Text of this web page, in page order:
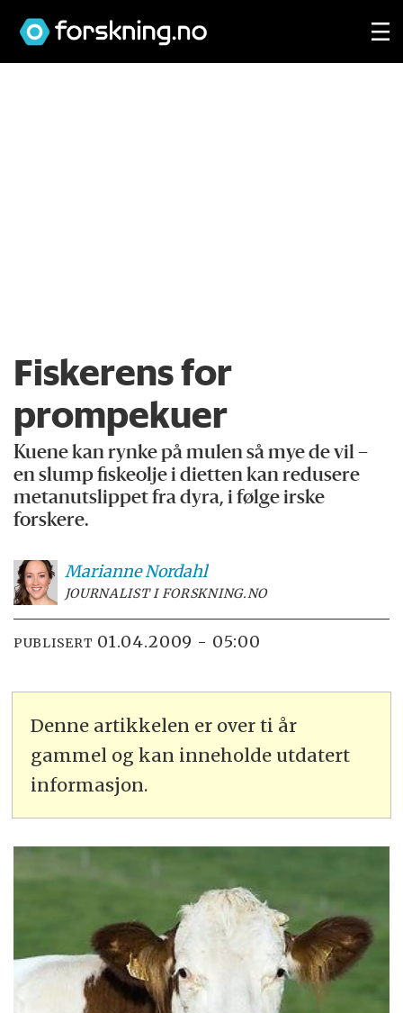
Fiskerens for
prompekuer
Kuene kan rynke på mulen så mye de vil –
en slump fiskeolje i dietten kan redusere
metanutslippet fra dyra, i følge irske
forskere.
MarianneNordahl
JOURNALIST I FORSKNING.NO
PUBLISERT 01.04.2009 - 05:00
Denne artikkelen er over ti år
gammel og kan inneholde utdatert
informasjon.